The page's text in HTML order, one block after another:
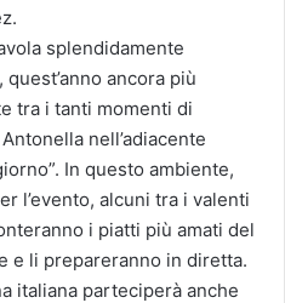
splendidamente
ancora più
tra i tanti momenti di
nell’adiacente
In questo ambiente,
l’evento, alcuni tra i valenti
i piatti più amati del
e li prepareranno in diretta.
italiana parteciperà anche